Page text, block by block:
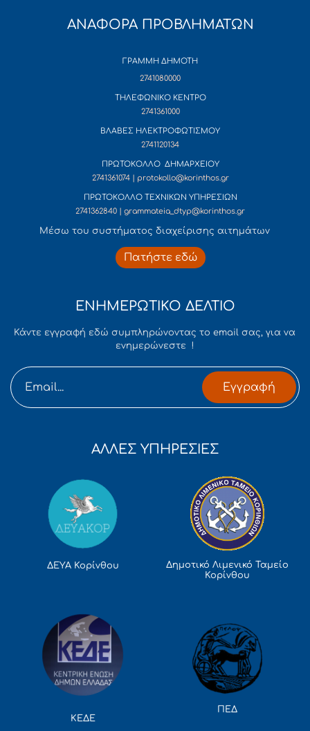
ΑΝΑΦΟΡΑ ΠΡΟΒΛΗΜΑΤΩΝ
ΓΡΑΜΜΗ ΔΗΜΟΤΗ
2741080000
ΤΗΛΕΦΩΝΙΚΟ ΚΕΝΤΡΟ
2741361000
ΒΛΑΒΕΣ ΗΛΕΚΤΡΟΦΩΤΙΣΜΟΥ
2741120134
ΠΡΩΤΟΚΟΛΛΟ ΔΗΜΑΡΧΕΙΟΥ
2741361074 | protokollo@korinthos.gr
ΠΡΩΤΟΚΟΛΛΟ ΤΕΧΝΙΚΩΝ ΥΠΗΡΕΣΙΩΝ
2741362840 | grammateia_dtyp@korinthos.gr
Mέσω του συστήματος διαχείρισης αιτημάτων
Πατήστε εδώ
ΕΝΗΜΕΡΩΤΙΚΟ ΔΕΛΤΙΟ
Κάντε εγγραφή εδώ συμπληρώνοντας το email σας, για να
ενημερώνεστε !
Εγγραφή
ΑΛΛΕΣ ΥΠΗΡΕΣΙΕΣ
ΔΕΥΑ Κορίνθου
Δημοτικό Λιμενικό Ταμείο
Κορίνθου
ΚΕΔΕ
ΠΕΔ